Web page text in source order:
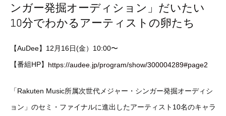
ンガー発掘オーディション」だいたい
10分でわかるアーティストの卵たち
【AuDee】12月16日(金）10:00〜
【番組HP】 https://audee.jp/program/show/300004289#page2
「Rakuten Music所属次世代メジャー・シンガー発掘オーディシ
ョン」のセミ・ファイナルに進出したアーティスト10名のキャラ